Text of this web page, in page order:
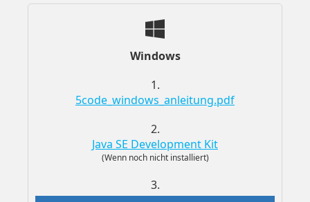
Windows
1.
5code_windows_anleitung.pdf
2.
Java SE Development Kit
(Wenn noch nicht installiert)
3.